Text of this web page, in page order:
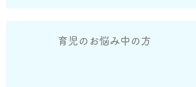
​育児のお悩み中の方